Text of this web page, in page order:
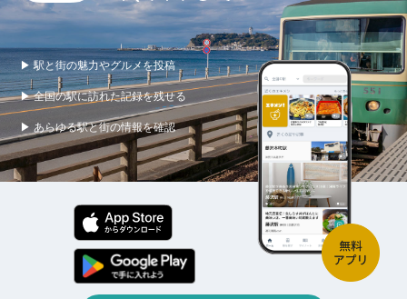
▶ 駅と街の魅力やグルメを投稿
▶ 全国の駅に訪れた記録を残せる
▶ あらゆる駅と街の情報を確認